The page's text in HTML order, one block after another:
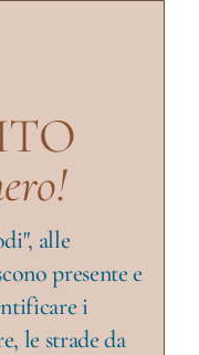
alle
presente e
i
le strade da